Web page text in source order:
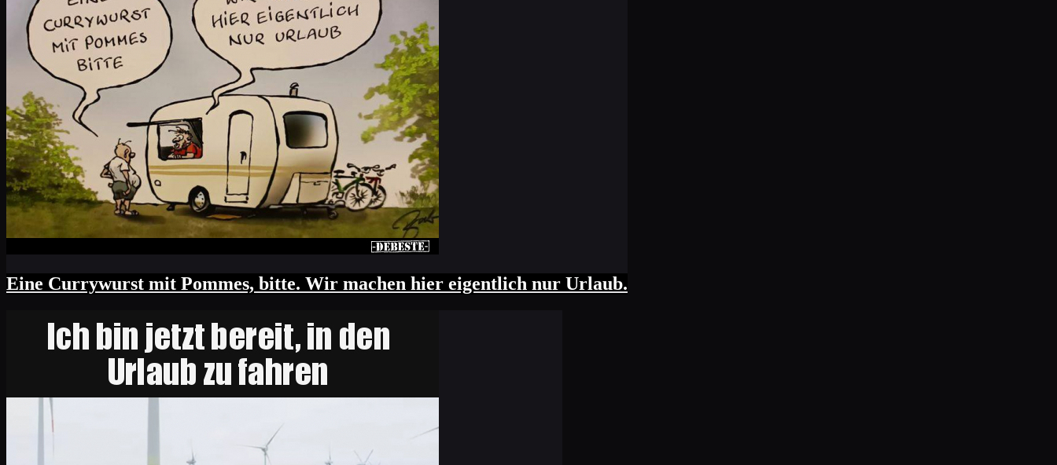
Eine Currywurst mit Pommes, bitte. Wir machen hier eigentlich nur Urlaub.